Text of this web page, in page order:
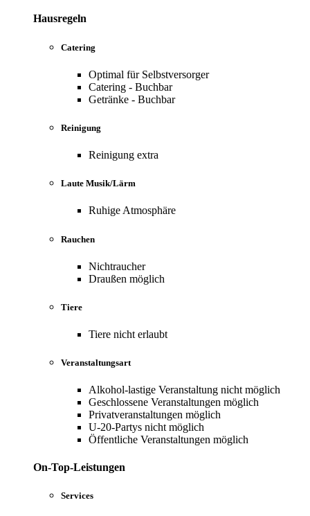
Hausregeln
Catering
Optimal für Selbstversorger
Catering - Buchbar
Getränke - Buchbar
Reinigung
Reinigung extra
Laute Musik/Lärm
Ruhige Atmosphäre
Rauchen
Nichtraucher
Draußen möglich
Tiere
Tiere nicht erlaubt
Veranstaltungsart
Alkohol-lastige Veranstaltung nicht möglich
Geschlossene Veranstaltungen möglich
Privatveranstaltungen möglich
U-20-Partys nicht möglich
Öffentliche Veranstaltungen möglich
On-Top-Leistungen
Services